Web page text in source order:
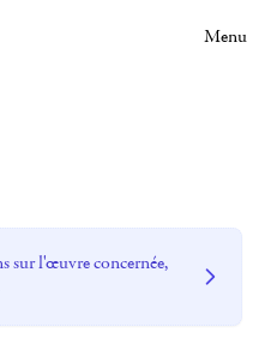
Menu
sur l'œuvre concernée,